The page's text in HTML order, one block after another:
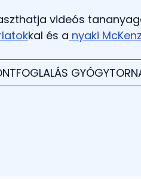
videós
kal és a nyaki